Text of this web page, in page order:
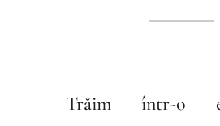
Trăim într-o